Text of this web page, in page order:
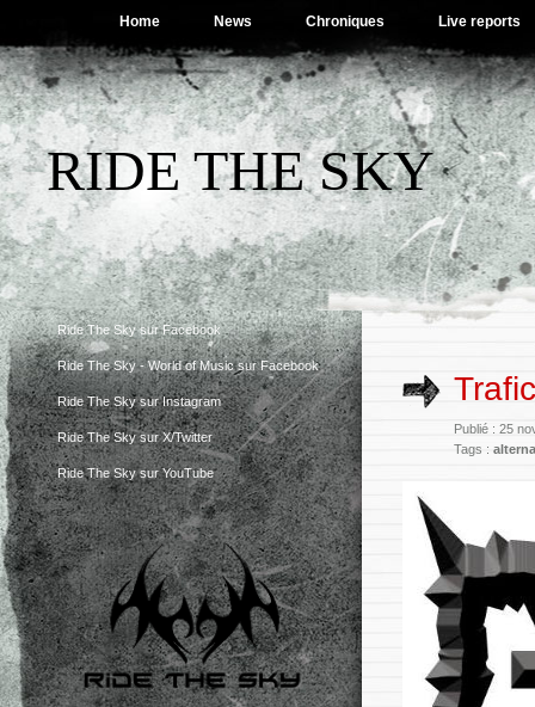
Home News Chroniques Live reports
RIDE THE SKY
Ride The Sky sur Facebook
Ride The Sky - World of Music sur Facebook
Ride The Sky sur Instagram
Ride The Sky sur X/Twitter
Ride The Sky sur YouTube
Publié : 25
Tags :